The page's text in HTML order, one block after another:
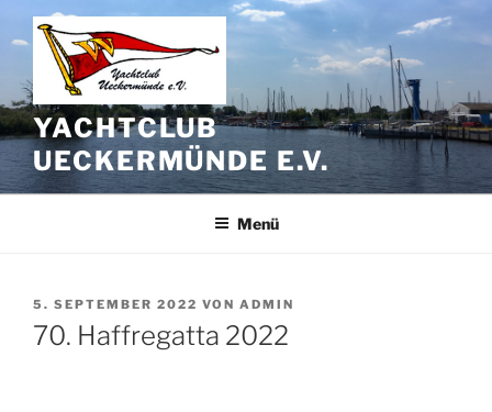
Zum
Inhalt
springen
YACHTCLUB
UECKERMÜNDE E.V.
Menü
VERÖFFENTLICHT
AM
5. SEPTEMBER 2022 VON ADMIN
70. Haffregatta 2022